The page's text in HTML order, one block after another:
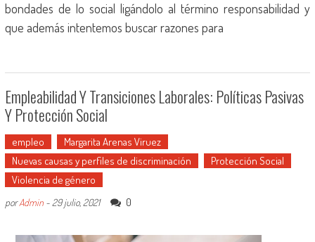
bondades de lo social ligándolo al término responsabilidad y
que además intentemos buscar razones para
Empleabilidad Y Transiciones Laborales: Políticas Pasivas
Y Protección Social
empleo
Margarita Arenas Viruez
Nuevas causas y perfiles de discriminación
Protección Social
Violencia de género
porAdmin- 29 julio, 2021 0